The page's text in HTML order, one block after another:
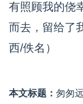
有照顾我的侥
而去，留给了
西/佚名）
本文标题： 匆匆